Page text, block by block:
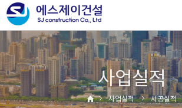
사업실적
사업실적 시공실적